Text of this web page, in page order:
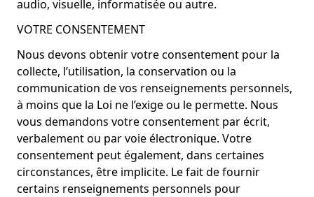
audio, visuelle, informatisée ou autre.
VOTRE CONSENTEMENT
Nous devons obtenir votre consentement pour la
collecte, l’utilisation, la conservation ou la
communication de vos renseignements personnels,
à moins que la Loi ne l’exige ou le permette. Nous
vous demandons votre consentement par écrit,
verbalement ou par voie électronique. Votre
consentement peut également, dans certaines
circonstances, être implicite. Le fait de fournir
certains renseignements personnels pour